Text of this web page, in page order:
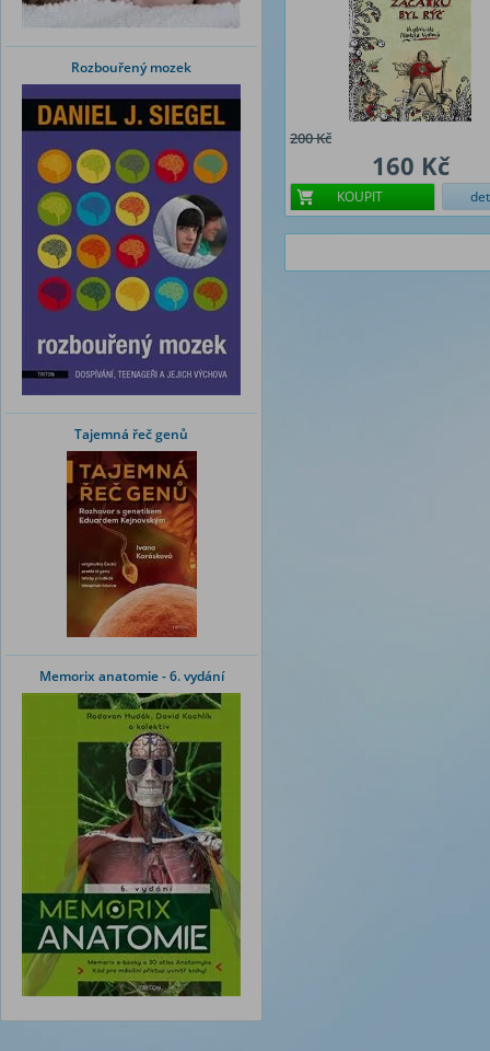
Rozbouřený mozek
Tajemná řeč genů
Memorix anatomie - 6. vydání
200 Kč
160 Kč
KOUPIT